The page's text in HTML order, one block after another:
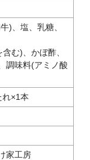
)、塩、乳糖、
む)、かぼ酢、
調味料(アミノ酸
れ×1本
家工房